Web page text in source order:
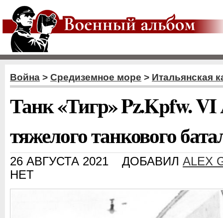
Война > Средиземное море > Итальянская
Танк «Тигр» Pz.Kpfw. VI
тяжелого танкового
26 АВГУСТА 2021 ДОБАВИЛ ALEX
НЕТ